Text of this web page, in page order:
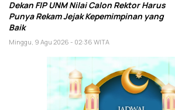
Dekan FIP UNM Nilai Calon Rektor Harus
Punya Rekam Jejak Kepemimpinan yang
Baik
Minggu, 9 Agu 2026 - 02:36 WITA